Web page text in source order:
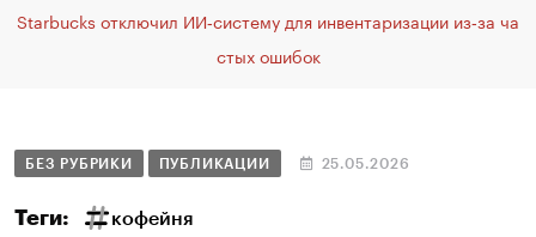
Starbucks отключил ИИ‑систему для инвентаризации из‑за ча
стых ошибок
БЕЗ РУБРИКИ ПУБЛИКАЦИИ 25.05.2026
Теги: кофейня